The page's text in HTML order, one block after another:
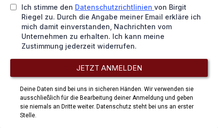
Ich stimme den Datenschutzrichtlinien von Birgit
Riegel zu. Durch die Angabe meiner Email erkläre ich
mich damit einverstanden, Nachrichten vom
Unternehmen zu erhalten. Ich kann meine
Zustimmung jederzeit widerrufen.
JETZT ANMELDEN
Deine Daten sind bei uns in sicheren Händen. Wir verwenden sie
ausschließlich für die Bearbeitung deiner Anmeldung und geben
sie niemals an Dritte weiter. Datenschutz steht bei uns an erster
Stelle.